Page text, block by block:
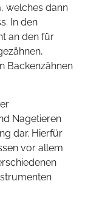
welches dann
In den
an den für
Backenzähnen
Nagetieren
dar. Hierfür
vor allem